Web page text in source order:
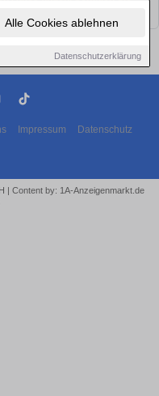
Alle Cookies ablehnen
Datenschutzerklärung
Impressum Datenschutz
| Content by: 1A-Anzeigenmarkt.de